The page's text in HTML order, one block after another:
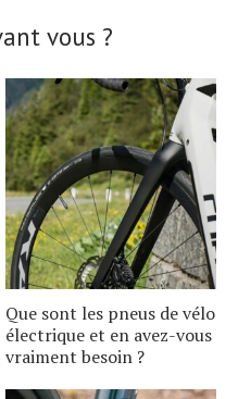
vous ?
Que sont les pneus de vélo
électrique et en avez-vous
vraiment besoin ?